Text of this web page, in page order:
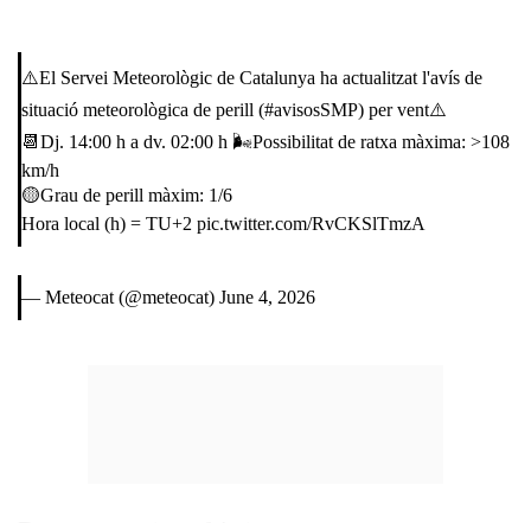
⚠️El Servei Meteorològic de Catalunya ha actualitzat l'avís de
situació meteorològica de perill (#avisosSMP) per vent⚠️
📆Dj. 14:00 h a dv. 02:00 h 🌬️Possibilitat de ratxa màxima: >108
km/h
🟡Grau de perill màxim: 1/6
Hora local (h) = TU+2 pic.twitter.com/RvCKSlTmzA
— Meteocat (@meteocat) June 4, 2026